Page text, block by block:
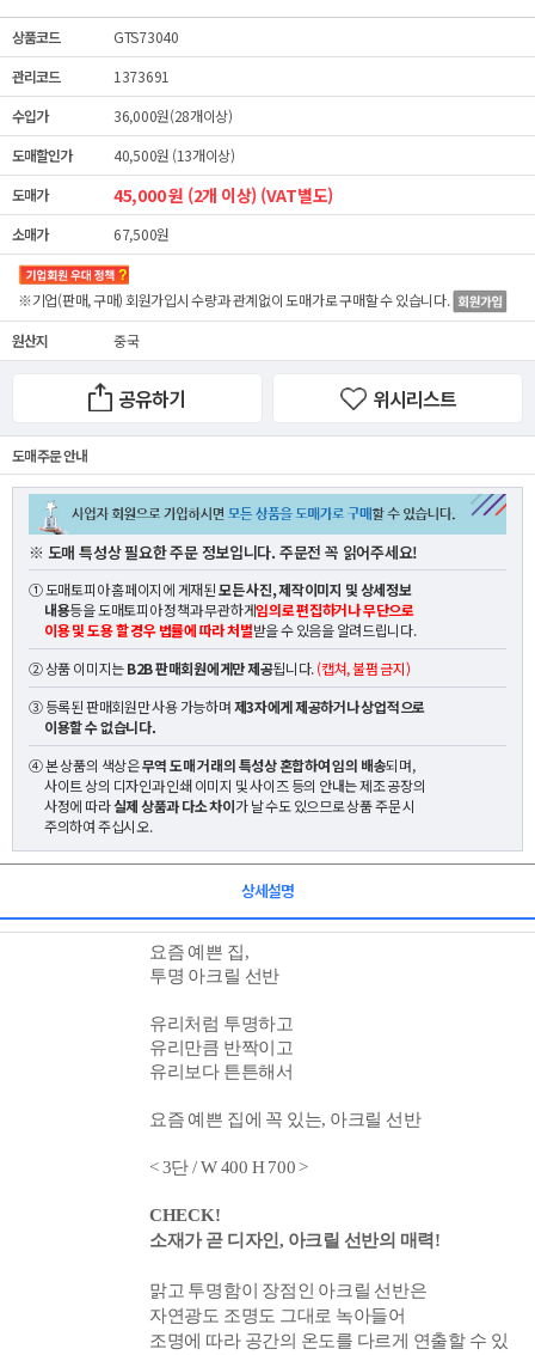
상품코드
GTS73040
관리코드
1373691
수입가
36,000원(28개이상)
도매할인가
40,500원 (13개이상)
도매가
45,000 원 (2개 이상) (VAT별도)
소매가 67,500원
※기업(판매, 구매) 회원가입시 수량과 관계없이도매가로 구매할 수 있습니다.
원산지 중국
공유하기 위시리스트
도매 주문 안내
※ 도매 특성상 필요한 주문 정보입니다. 주문전 꼭 읽어주세요!
① 도매토피아 홈페이지에 게재된모든 사진, 제작이미지 및 상세정보
내용등을 도매토피아 정책과 무관하게임의로 편집하거나 무단으로
이용 및 도용 할 경우 법률에 따라 처벌받을 수 있음을 알려드립니다.
② 상품 이미지는B2B 판매회원에게만 제공됩니다.(캡쳐, 불펌 금지)
③ 등록된 판매회원만 사용 가능하며제3자에게 제공하거나 상업적으로
이용할 수 없습니다.
④ 본 상품의 색상은무역 도매 거래의 특성상 혼합하여 임의 배송되며,
사이트 상의 디자인과 인쇄 이미지 및 사이즈 등의 안내는 제조 공장의
사정에 따라실제 상품과 다소 차이가 날 수도 있으므로 상품 주문 시
주의하여 주십시오.
상세설명
요즘 예쁜 집,
투명 아크릴 선반
유리처럼 투명하고
유리만큼 반짝이고
유리보다 튼튼해서
요즘 예쁜 집에 꼭 있는, 아크릴 선반
< 3단 / W 400 H 700 >
CHECK!
소재가 곧 디자인, 아크릴 선반의 매력!
맑고 투명함이 장점인 아크릴 선반은
자연광도 조명도 그대로 녹아들어
조명에 따라 공간의 온도를 다르게 연출할 수 있